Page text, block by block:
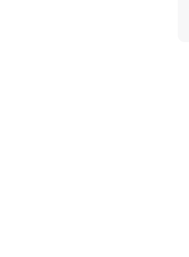
pærer etter eget valg